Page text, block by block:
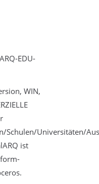
EDU-
WIN,
Schulen/Universitäten/
ist